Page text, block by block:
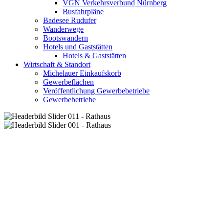
VGN Verkehrsverbund Nürnberg
Busfahrpläne
Badesee Rudufer
Wanderwege
Bootswandern
Hotels und Gaststätten
Hotels & Gaststätten
Wirtschaft & Standort
Michelauer Einkaufskorb
Gewerbeflächen
Veröffentlichung Gewerbebetriebe
Gewerbebetriebe